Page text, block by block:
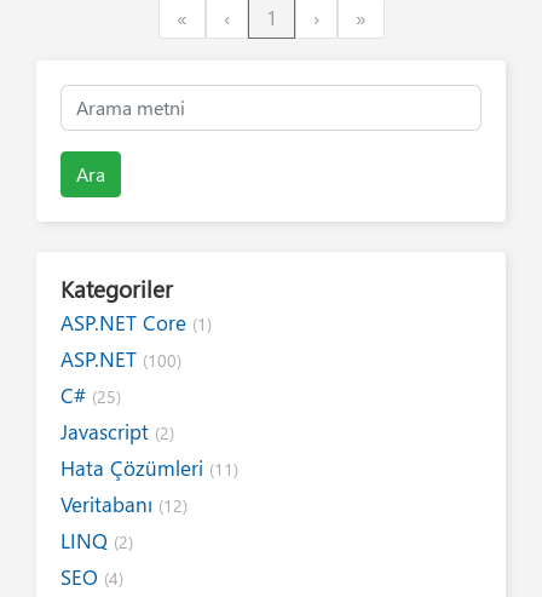
«First ‹Previous
1 ›Next»Last
Ara
Kategoriler
ASP.NET Core (1)
ASP.NET (100)
C# (25)
Javascript (2)
Hata Çözümleri (11)
Veritabanı (12)
LINQ (2)
SEO (4)